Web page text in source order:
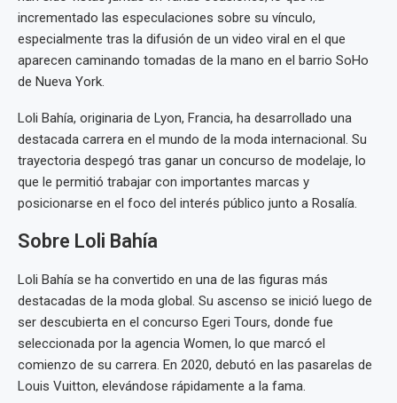
incrementado las especulaciones sobre su vínculo,
especialmente tras la difusión de un video viral en el que
aparecen caminando tomadas de la mano en el barrio SoHo
de Nueva York.
Loli Bahía, originaria de Lyon, Francia, ha desarrollado una
destacada carrera en el mundo de la moda internacional. Su
trayectoria despegó tras ganar un concurso de modelaje, lo
que le permitió trabajar con importantes marcas y
posicionarse en el foco del interés público junto a Rosalía.
Sobre Loli Bahía
Loli Bahía se ha convertido en una de las figuras más
destacadas de la moda global. Su ascenso se inició luego de
ser descubierta en el concurso Egeri Tours, donde fue
seleccionada por la agencia Women, lo que marcó el
comienzo de su carrera. En 2020, debutó en las pasarelas de
Louis Vuitton, elevándose rápidamente a la fama.